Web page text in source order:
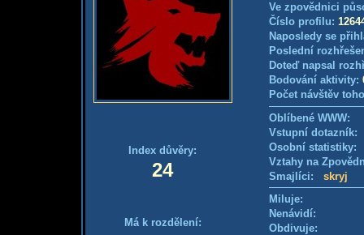
Index důvěry:
24
Má k rozdělení:
Ve zpovědnici
Číslo profilu:
Naposledy se
Poslední
Doteď napsal
Bodování aktivity:
Počet návštěv
Oblíbené WWW:
Vstupní
Osobní
Vztahy na
Smajlíci: skryj
Miluje:
Nenávidí:
Obdivuje: